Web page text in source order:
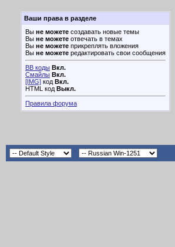
Ваши права в разделе
Вы не можете создавать новые темы
Вы не можете отвечать в темах
Вы не можете прикреплять вложения
Вы не можете редактировать свои сообщения
BB коды Вкл.
Смайлы Вкл.
[IMG] код Вкл.
HTML код Выкл.
Правила форума